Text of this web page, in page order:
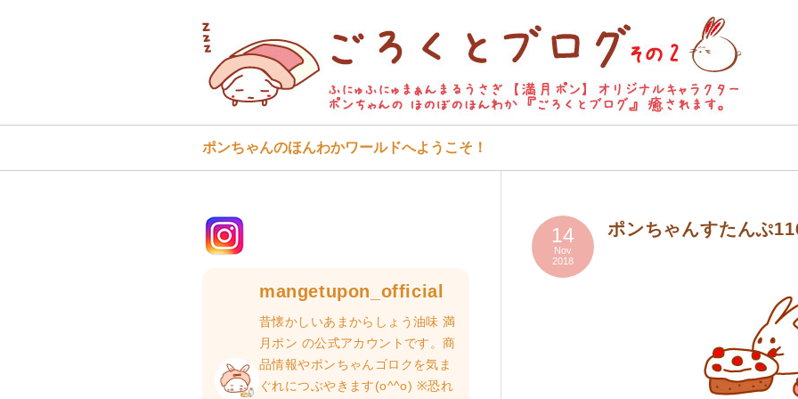
ポンちゃんのほんわかワールドへようこそ！
14
Nov
2018
ポンちゃんすたんぷ
mangetupon_official
昔懐かしいあまからしょう油味 満
月ポン の公式アカウントです。商
品情報やポンちゃんゴロクを気ま
ぐれにつぶやきます(o^^o) ※恐れ